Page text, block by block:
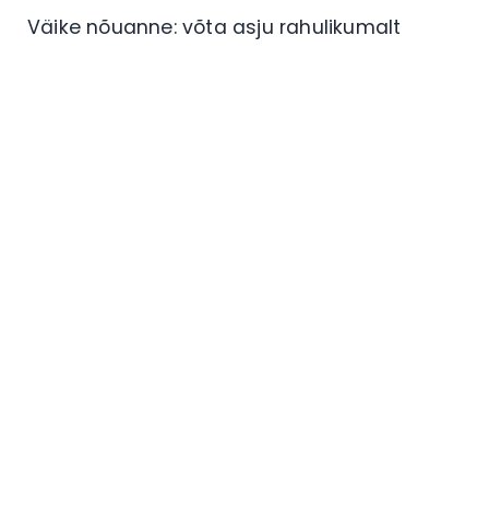
Väike nõuanne: võta asju rahulikumalt